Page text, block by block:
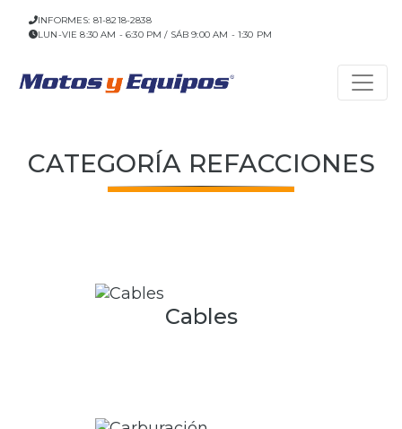
INFORMES: 81-8218-2838
LUN-VIE 8:30 AM - 6:30 PM / SÁB 9:00 AM - 1:30 PM
CATEGORÍA REFACCIONES
Cables